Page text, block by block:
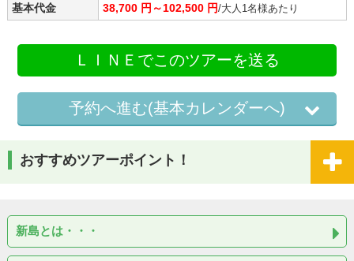
基本代金
38,700 円～102,500 円/大人1名様あたり
ＬＩＮＥでこのツアーを送る
予約へ進む(基本カレンダーへ)
おすすめツアーポイント！
新島とは・・・